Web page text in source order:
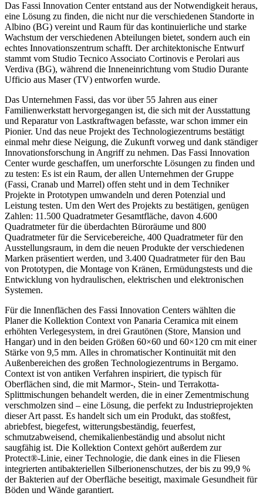
Das Fassi Innovation Center entstand aus der Notwendigkeit heraus,
eine Lösung zu finden, die nicht nur die verschiedenen Standorte in
Albino (BG) vereint und Raum für das kontinuierliche und starke
Wachstum der verschiedenen Abteilungen bietet, sondern auch ein
echtes Innovationszentrum schafft. Der architektonische Entwurf
stammt vom Studio Tecnico Associato Cortinovis e Perolari aus
Verdiva (BG), während die Inneneinrichtung vom Studio Durante
Ufficio aus Maser (TV) entworfen wurde.
Das Unternehmen Fassi, das vor über 55 Jahren aus einer
Familienwerkstatt hervorgegangen ist, die sich mit der Ausstattung
und Reparatur von Lastkraftwagen befasste, war schon immer ein
Pionier. Und das neue Projekt des Technologiezentrums bestätigt
einmal mehr diese Neigung, die Zukunft vorweg und dank ständiger
Innovationsforschung in Angriff zu nehmen. Das Fassi Innovation
Center wurde geschaffen, um unerforschte Lösungen zu finden und
zu testen: Es ist ein Raum, der allen Unternehmen der Gruppe
(Fassi, Cranab und Marrel) offen steht und in dem Techniker
Projekte in Prototypen umwandeln und deren Potenzial und
Leistung testen. Um den Wert des Projekts zu bestätigen, genügen
Zahlen: 11.500 Quadratmeter Gesamtfläche, davon 4.600
Quadratmeter für die überdachten Büroräume und 800
Quadratmeter für die Servicebereiche, 400 Quadratmeter für den
Ausstellungsraum, in dem die neuen Produkte der verschiedenen
Marken präsentiert werden, und 3.400 Quadratmeter für den Bau
von Prototypen, die Montage von Kränen, Ermüdungstests und die
Entwicklung von hydraulischen, elektrischen und elektronischen
Systemen.
Für die Innenflächen des Fassi Innovation Centers wählten die
Planer die Kollektion Context von Panaria Ceramica mit einem
erhöhten Verlegesystem, in drei Grautönen (Store, Mansion und
Hangar) und in den beiden Größen 60×60 und 60×120 cm mit einer
Stärke von 9,5 mm. Alles in chromatischer Kontinuität mit den
Außenbereichen des großen Technologiezentrums in Bergamo.
Context ist von antiken Verfahren inspiriert, die typisch für
Oberflächen sind, die mit Marmor-, Stein- und Terrakotta-
Splittmischungen behandelt werden, die in einer Zementmischung
verschmolzen sind – eine Lösung, die perfekt zu Industrieprojekten
dieser Art passt. Es handelt sich um ein Produkt, das stoßfest,
abriebfest, biegefest, witterungsbeständig, feuerfest,
schmutzabweisend, chemikalienbeständig und absolut nicht
saugfähig ist. Die Kollektion Context gehört außerdem zur
Protect®-Linie, einer Technologie, die dank eines in die Fliesen
integrierten antibakteriellen Silberionenschutzes, der bis zu 99,9 %
der Bakterien auf der Oberfläche beseitigt, maximale Gesundheit für
Böden und Wände garantiert.